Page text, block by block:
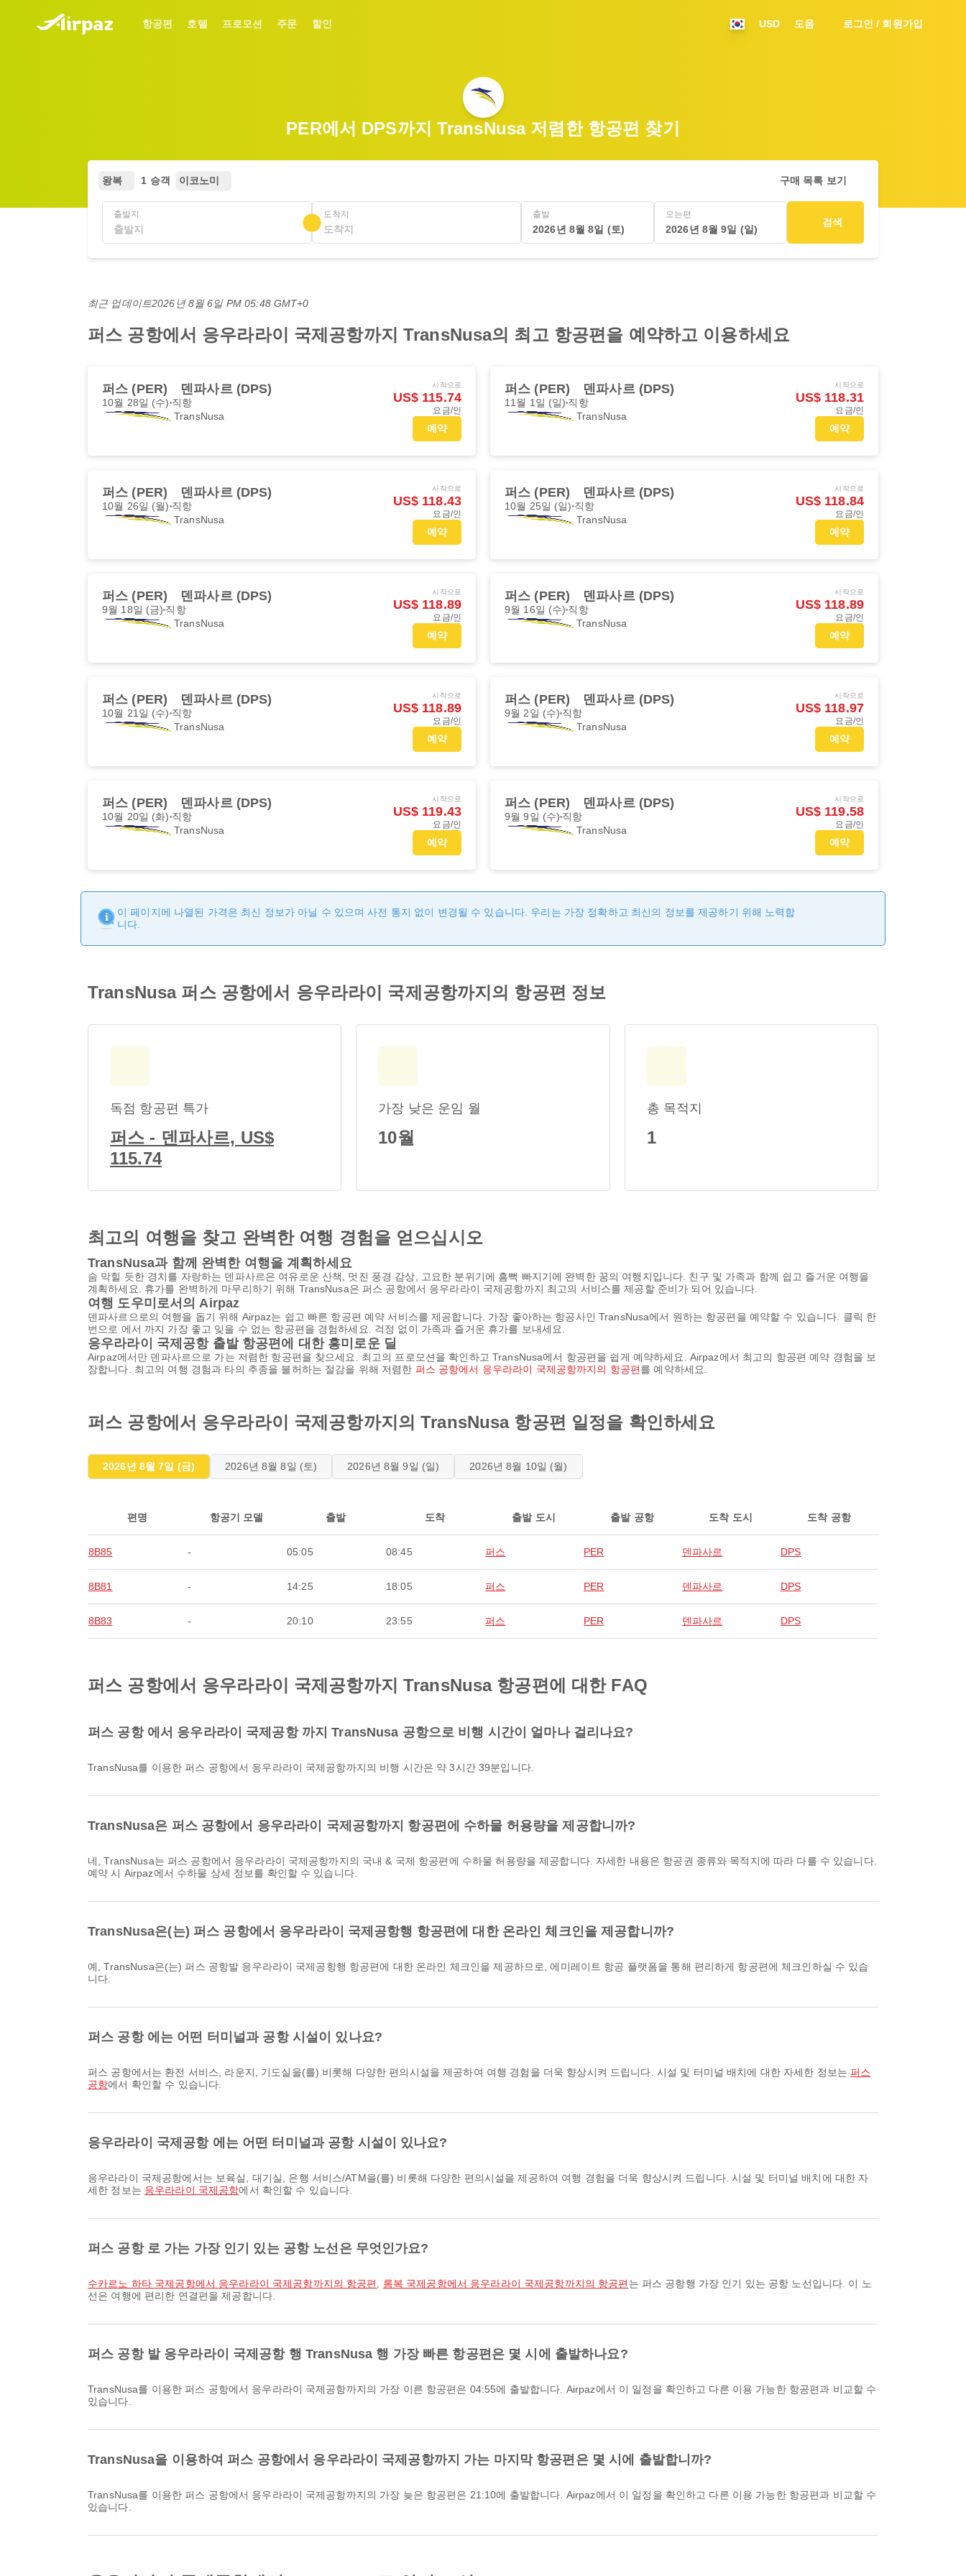
항공편 호텔 프로모션 주문 할인 USD 도움 로그인 / 회원가입
PER에서 DPS까지 TransNusa 저렴한 항공편 찾기
왕복 1 승객 이코노미 구매 목록 보기
출발지 도착지 출발
2026년 8월 8일 (토)
오는편
2026년 8월 9일 (일)
검색
최근 업데이트2026년 8월 6일 PM 05:48 GMT+0
퍼스 공항에서 응우라라이 국제공항까지 TransNusa의 최고 항공편을 예약하고 이용하세요
퍼스 (PER) 덴파사르 (DPS)
10월 28일 (수) 직항
TransNusa
시작으로
US$ 115.74
요금/인
예약
퍼스 (PER) 덴파사르 (DPS)
11월 1일 (일) 직항
TransNusa
시작으로
US$ 118.31
요금/인
예약
퍼스 (PER) 덴파사르 (DPS)
10월 26일 (월) 직항
TransNusa
시작으로
US$ 118.43
요금/인
예약
퍼스 (PER) 덴파사르 (DPS)
10월 25일 (일) 직항
TransNusa
시작으로
US$ 118.84
요금/인
예약
퍼스 (PER) 덴파사르 (DPS)
9월 18일 (금) 직항
TransNusa
시작으로
US$ 118.89
요금/인
예약
퍼스 (PER) 덴파사르 (DPS)
9월 16일 (수) 직항
TransNusa
시작으로
US$ 118.89
요금/인
예약
퍼스 (PER) 덴파사르 (DPS)
10월 21일 (수) 직항
TransNusa
시작으로
US$ 118.89
요금/인
예약
퍼스 (PER) 덴파사르 (DPS)
9월 2일 (수) 직항
TransNusa
시작으로
US$ 118.97
요금/인
예약
퍼스 (PER) 덴파사르 (DPS)
10월 20일 (화) 직항
TransNusa
시작으로
US$ 119.43
요금/인
예약
퍼스 (PER) 덴파사르 (DPS)
9월 9일 (수) 직항
TransNusa
시작으로
US$ 119.58
요금/인
예약
이 페이지에 나열된 가격은 최신 정보가 아닐 수 있으며 사전 통지 없이 변경될 수 있습니다. 우리는 가장 정확하고 최신의 정보를 제공하기 위해 노력합
니다.
TransNusa 퍼스 공항에서 응우라라이 국제공항까지의 항공편 정보
독점 항공편 특가
퍼스 - 덴파사르, US$
115.74
가장 낮은 운임 월
10월
총 목적지
1
최고의 여행을 찾고 완벽한 여행 경험을 얻으십시오
TransNusa과 함께 완벽한 여행을 계획하세요
숨 막힐 듯한 경치를 자랑하는 덴파사르은 여유로운 산책, 멋진 풍경 감상, 고요한 분위기에 흠뻑 빠지기에 완벽한 꿈의 여행지입니다. 친구 및 가족과 함께 쉽고 즐거운 여행을
계획하세요. 휴가를 완벽하게 마무리하기 위해 TransNusa은 퍼스 공항에서 응우라라이 국제공항까지 최고의 서비스를 제공할 준비가 되어 있습니다.
여행 도우미로서의 Airpaz
덴파사르으로의 여행을 돕기 위해 Airpaz는 쉽고 빠른 항공편 예약 서비스를 제공합니다. 가장 좋아하는 항공사인 TransNusa에서 원하는 항공편을 예약할 수 있습니다. 클릭 한
번으로 에서 까지 가장 좋고 잊을 수 없는 항공편을 경험하세요. 걱정 없이 가족과 즐거운 휴가를 보내세요.
응우라라이 국제공항 출발 항공편에 대한 흥미로운 딜
Airpaz에서만 덴파사르으로 가는 저렴한 항공편을 찾으세요. 최고의 프로모션을 확인하고 TransNusa에서 항공편을 쉽게 예약하세요. Airpaz에서 최고의 항공편 예약 경험을 보
장합니다. 최고의 여행 경험과 타의 추종을 불허하는 절감을 위해 저렴한 퍼스 공항에서 응우라라이 국제공항까지의 항공편를 예약하세요.
퍼스 공항에서 응우라라이 국제공항까지의 TransNusa 항공편 일정을 확인하세요
2026년 8월 7일 (금) 2026년 8월 8일 (토) 2026년 8월 9일 (일) 2026년 8월 10일 (월)
편명 항공기 모델 출발 도착 출발 도시 출발 공항 도착 도시 도착 공항
8B85 - 05:05 08:45 퍼스 PER 덴파사르 DPS
8B81 - 14:25 18:05 퍼스 PER 덴파사르 DPS
8B83 - 20:10 23:55 퍼스 PER 덴파사르 DPS
퍼스 공항에서 응우라라이 국제공항까지 TransNusa 항공편에 대한 FAQ
퍼스 공항 에서 응우라라이 국제공항 까지 TransNusa 공항으로 비행 시간이 얼마나 걸리나요?
TransNusa를 이용한 퍼스 공항에서 응우라라이 국제공항까지의 비행 시간은 약 3시간 39분입니다.
TransNusa은 퍼스 공항에서 응우라라이 국제공항까지 항공편에 수하물 허용량을 제공합니까?
네, TransNusa는 퍼스 공항에서 응우라라이 국제공항까지의 국내 & 국제 항공편에 수하물 허용량을 제공합니다. 자세한 내용은 항공권 종류와 목적지에 따라 다를 수 있습니다.
예약 시 Airpaz에서 수하물 상세 정보를 확인할 수 있습니다.
TransNusa은(는) 퍼스 공항에서 응우라라이 국제공항행 항공편에 대한 온라인 체크인을 제공합니까?
예, TransNusa은(는) 퍼스 공항발 응우라라이 국제공항행 항공편에 대한 온라인 체크인을 제공하므로, 에미레이트 항공 플랫폼을 통해 편리하게 항공편에 체크인하실 수 있습
니다.
퍼스 공항 에는 어떤 터미널과 공항 시설이 있나요?
퍼스 공항에서는 환전 서비스, 라운지, 기도실을(를) 비롯해 다양한 편의시설을 제공하여 여행 경험을 더욱 향상시켜 드립니다. 시설 및 터미널 배치에 대한 자세한 정보는퍼스
공항에서 확인할 수 있습니다.
응우라라이 국제공항 에는 어떤 터미널과 공항 시설이 있나요?
응우라라이 국제공항에서는 보육실, 대기실, 은행 서비스/ATM을(를) 비롯해 다양한 편의시설을 제공하여 여행 경험을 더욱 향상시켜 드립니다. 시설 및 터미널 배치에 대한 자
세한 정보는 응우라라이 국제공항에서 확인할 수 있습니다.
퍼스 공항 로 가는 가장 인기 있는 공항 노선은 무엇인가요?
수카르노 하타 국제공항에서 응우라라이 국제공항까지의 항공편 롬복 국제공항에서 응우라라이 국제공항까지의 항공편 는 퍼스 공항행 가장 인기 있는 공항 노선입니다. 이 노
선은 여행에 편리한 연결편을 제공합니다.
퍼스 공항 발 응우라라이 국제공항 행 TransNusa 행 가장 빠른 항공편은 몇 시에 출발하나요?
TransNusa를 이용한 퍼스 공항에서 응우라라이 국제공항까지의 가장 이른 항공편은 04:55에 출발합니다. Airpaz에서 이 일정을 확인하고 다른 이용 가능한 항공편과 비교할 수
있습니다.
TransNusa을 이용하여 퍼스 공항에서 응우라라이 국제공항까지 가는 마지막 항공편은 몇 시에 출발합니까?
TransNusa를 이용한 퍼스 공항에서 응우라라이 국제공항까지의 가장 늦은 항공편은 21:10에 출발합니다. Airpaz에서 이 일정을 확인하고 다른 이용 가능한 항공편과 비교할 수
있습니다.